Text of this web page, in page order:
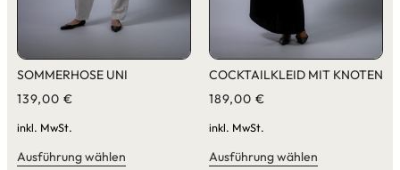
SOMMERHOSE UNI
139,00 €
inkl. MwSt.
Ausführung wählen
COCKTAILKLEID MIT KNOTEN
189,00 €
inkl. MwSt.
Ausführung wählen